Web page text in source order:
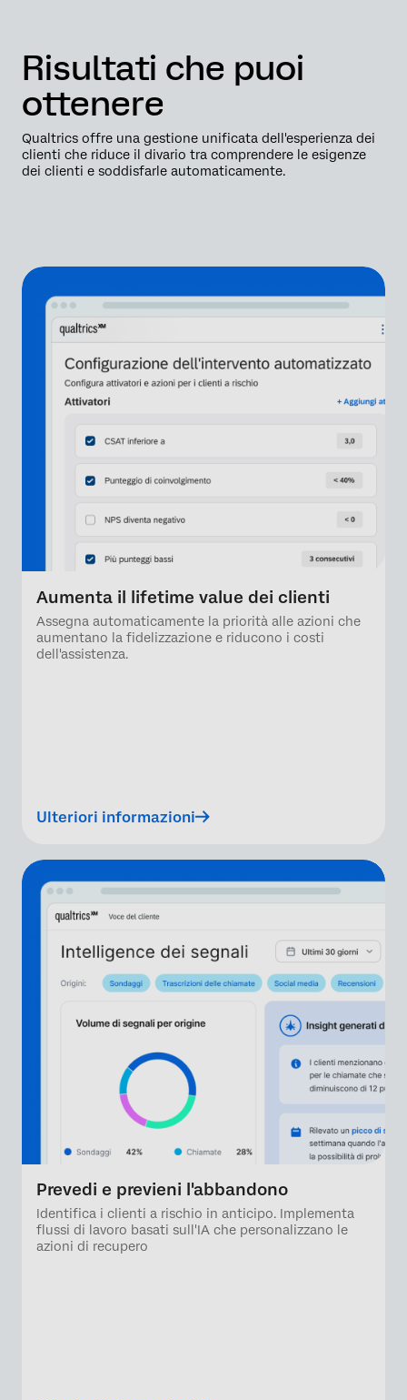
Risultati che puoi
ottenere
Qualtrics offre una gestione unificata dell'esperienza dei
clienti che riduce il divario tra comprendere le esigenze
dei clienti e soddisfarle automaticamente.
Aumenta il lifetime value dei clienti
Assegna automaticamente la priorità alle azioni che
aumentano la fidelizzazione e riducono i costi
dell'assistenza.
Ulteriori informazioni
Prevedi e previeni l'abbandono
Identifica i clienti a rischio in anticipo. Implementa
flussi di lavoro basati sull'IA che personalizzano le
azioni di recupero